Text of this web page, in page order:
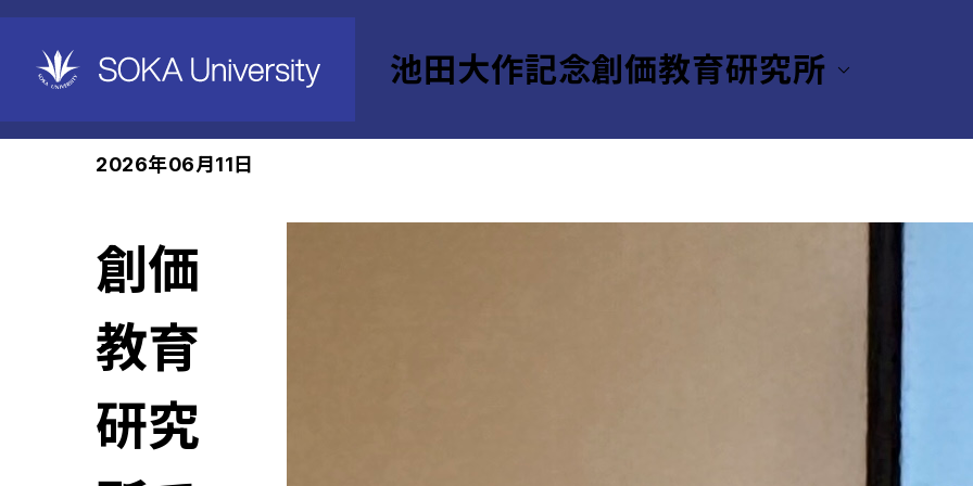
池田大作記念創価教育研究所
ホーム 池田大作記念創価教育研究所 News
2026年06月11日
創価
教育
研究